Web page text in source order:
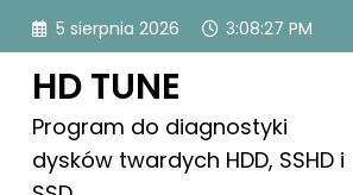
Skip
content
5 sierpnia 2026 3:08:27 PM
HD TUNE
Program do diagnostyki
dysków twardych HDD, SSHD i